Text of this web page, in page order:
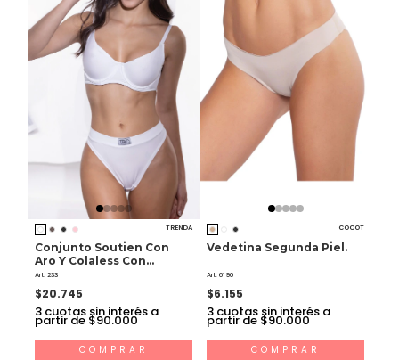
TRENDA
Conjunto Soutien Con
Aro Y Colaless Con
Cintura De Microfibra
Art. 233
$20.745
3 cuotas sin interés a
partir de $90.000
COMPRAR
COCOT
Vedetina Segunda Piel.
Art. 6190
$6.155
3 cuotas sin interés a
partir de $90.000
COMPRAR